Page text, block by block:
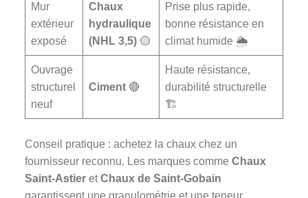
Mur
extérieur
exposé
Chaux
hydraulique
(NHL 3,5) 🟡
Prise plus rapide,
bonne résistance en
climat humide 🌦️
Ouvrage
structurel
neuf
Ciment 🔴
Haute résistance,
durabilité structurelle
🏗️
Conseil pratique : achetez la chaux chez un
fournisseur reconnu. Les marques comme Chaux
Saint-Astier etChaux de Saint-Gobain
garantissent une granulométrie et une teneur